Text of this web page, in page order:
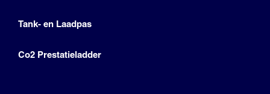
Tank- en Laadpas
Co2 Prestatieladder